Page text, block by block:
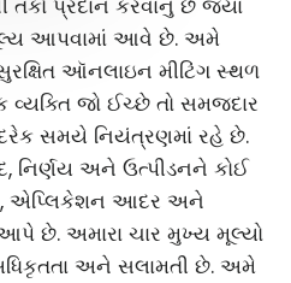
તકો પ્રદાન કરવાનું છે જ્યાં
આપવામાં આવે છે. અમે
ઑનલાઇન મીટિંગ સ્થળ
વ્યક્તિ જો ઈચ્છે તો સમજદાર
સમયે નિયંત્રણમાં રહે છે.
નિર્ણય અને ઉત્પીડનને કોઈ
એપ્લિકેશન આદર અને
છે. અમારા ચાર મુખ્ય મૂલ્યો
અને સલામતી છે. અમે